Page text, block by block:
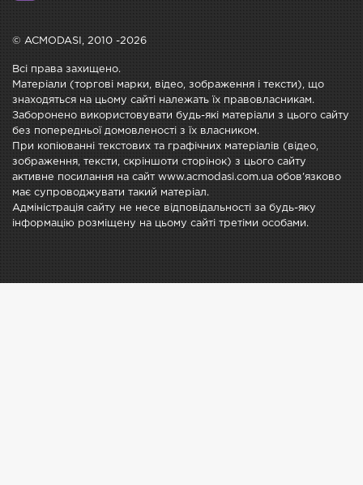
© ACMODASI, 2010 -2026
Всі права захищено.
Матеріали (торгові марки, відео, зображення і тексти), що
знаходяться на цьому сайті належать їх правовласникам.
Заборонено використовувати будь-які матеріали з цього сайту
без попередньої домовленості з їх власником.
При копіюванні текстових та графічних матеріалів (відео,
зображення, тексти, скріншоти сторінок) з цього сайту
активне посилання на сайт www.acmodasi.com.ua обов'язково
має супроводжувати такий матеріал.
Адміністрація сайту не несе відповідальності за будь-яку
інформацію розміщену на цьому сайті третіми особами.